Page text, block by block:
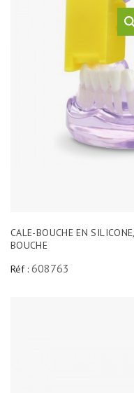
CALE-BOUCHE EN
BOUCHE
Réf : 608763